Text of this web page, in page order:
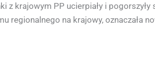
z krajowym PP ucierpiały i pogorszyły
na krajowy, oznaczała